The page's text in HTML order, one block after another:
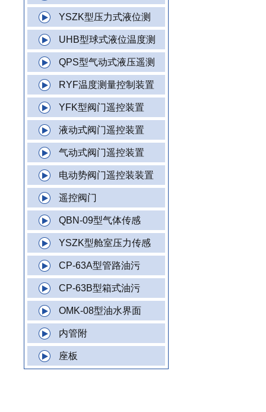
YSZK型压力式液位测
UHB型球式液位温度测
QPS型气动式液压遥测
RYF温度测量控制装置
YFK型阀门遥控装置
液动式阀门遥控装置
气动式阀门遥控装置
电动势阀门遥控装装置
遥控阀门
QBN-09型气体传感
YSZK型舱室压力传感
CP-63A型管路油污
CP-63B型箱式油污
OMK-08型油水界面
内管附
座板